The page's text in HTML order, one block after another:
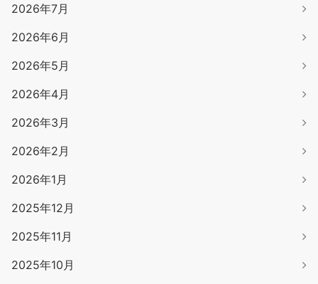
2026年7月
2026年6月
2026年5月
2026年4月
2026年3月
2026年2月
2026年1月
2025年12月
2025年11月
2025年10月